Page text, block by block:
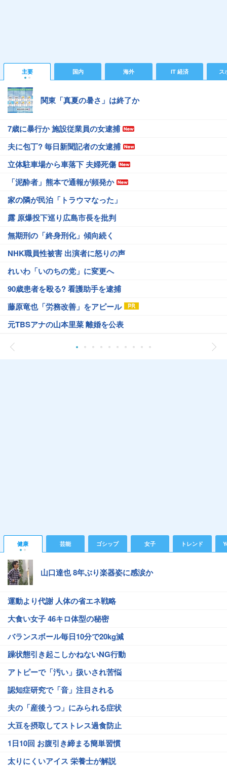
主要 国内 海外 IT 経済 ス
関東「真夏の暑さ」は終了か
7歳に暴行か 施設従業員の女逮捕
夫に包丁? 毎日新聞記者の女逮捕
立体駐車場から車落下 夫婦死傷
「泥酔者」熊本で通報が頻発か
家の隣が民泊「トラウマなった」
露 原爆投下巡り広島市長を批判
無期刑の「終身刑化」傾向続く
NHK職員性被害 出演者に怒りの声
れいわ「いのちの党」に変更へ
90歳患者を殴る? 看護助手を逮捕
藤原竜也「労務改善」をアピール
元TBSアナの山本里菜 離婚を公表
健康 芸能 ゴシップ 女子 トレンド
山口達也 8年ぶり楽器姿に感涙か
運動より代謝 人体の省エネ戦略
大食い女子 46キロ体型の秘密
バランスボール毎日10分で20kg減
躁状態引き起こしかねないNG行動
アトピーで「汚い」扱いされ苦悩
認知症研究で「音」注目される
夫の「産後うつ」にみられる症状
大豆を摂取してストレス過食防止
1日10回 お腹引き締まる簡単習慣
太りにくいアイス 栄養士が解説